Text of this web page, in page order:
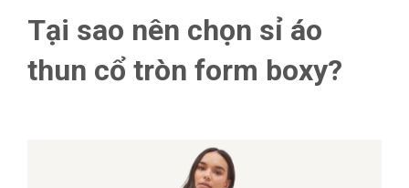
Tại sao nên chọn sỉ áo
thun cổ tròn form boxy?